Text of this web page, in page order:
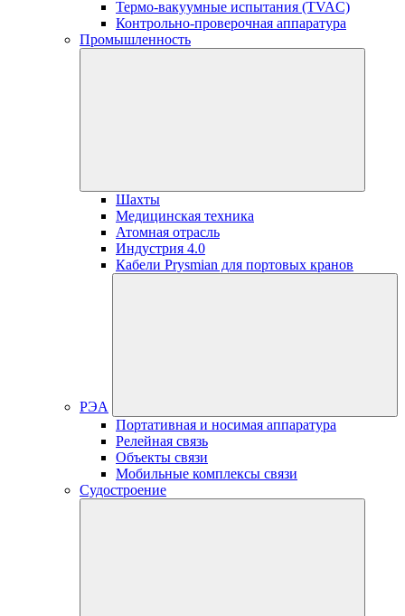
Термо-вакуумные испытания (TVAC)
Контрольно-проверочная аппаратура
Промышленность
Шахты
Медицинская техника
Атомная отрасль
Индустрия 4.0
Кабели Prysmian для портовых кранов
РЭА
Портативная и носимая аппаратура
Релейная связь
Объекты связи
Мобильные комплексы связи
Судостроение